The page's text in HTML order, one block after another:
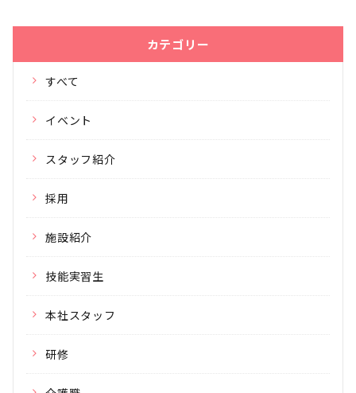
カテゴリー
すべて
イベント
スタッフ紹介
採用
施設紹介
技能実習生
本社スタッフ
研修